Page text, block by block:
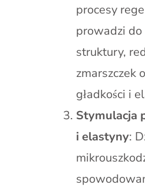
procesy
prowadzi
struktury,
zmarszczek
gładkości i
Stymulacja
i elastyny: